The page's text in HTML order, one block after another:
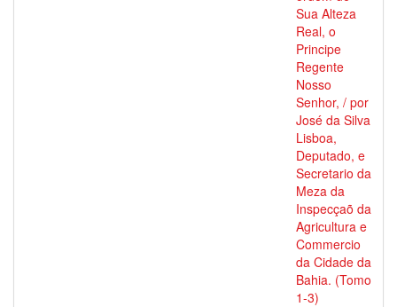
Sua Alteza
Real, o
Principe
Regente
Nosso
Senhor, / por
José da Silva
Lisboa,
Deputado, e
Secretario da
Meza da
Inspecçaõ da
Agricultura e
Commercio
da Cidade da
Bahia. (Tomo
1-3)